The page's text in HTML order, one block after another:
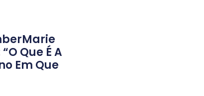
Que É A
Em Que